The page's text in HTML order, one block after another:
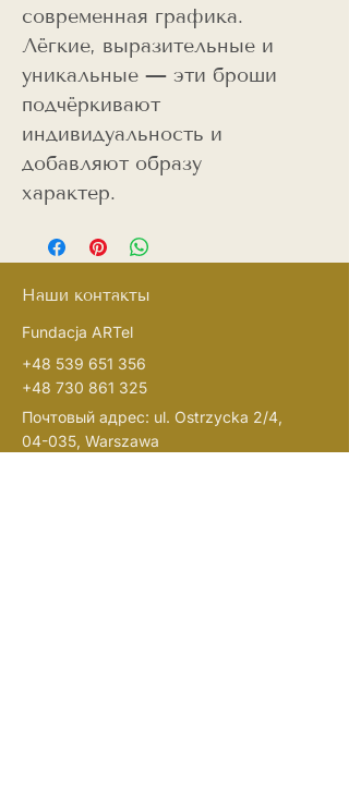
современная графика.
Лёгкие, выразительные и
уникальные — эти броши
подчёркивают
индивидуальность и
добавляют образу
характер.
Наши контакты
Fundacja ARTel
+48 539 651 356
+48 730 861 325
Почтовый адрес: ul. Ostrzycka 2/4,
04-035, Warszawa